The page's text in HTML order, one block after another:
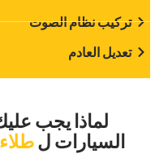
‏تركيب نظام الصوت‏
‏تعديل العادم‏
‏لماذا يجب
السيارات ل‏